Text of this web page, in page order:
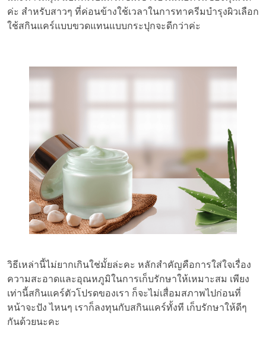
ค่ะ สำหรับสาวๆ ที่ค่อนข้างใช้เวลาในการทาครีมบำรุงผิวเลือก
ใช้สกินแคร์แบบขวดแทนแบบกระปุกจะดีกว่าค่ะ
วิธีเหล่านี้ไม่ยากเกินใช่มั้ยล่ะคะ หลักสำคัญคือการใส่ใจเรื่อง
ความสะอาดและอุณหภูมิในการเก็บรักษาให้เหมาะสม เพียง
เท่านี้สกินแคร์ตัวโปรดของเรา ก็จะไม่เสื่อมสภาพไปก่อนที่
หน้าจะปัง ไหนๆ เราก็ลงทุนกับสกินแคร์ทั้งที เก็บรักษาให้ดีๆ
กันด้วยนะคะ